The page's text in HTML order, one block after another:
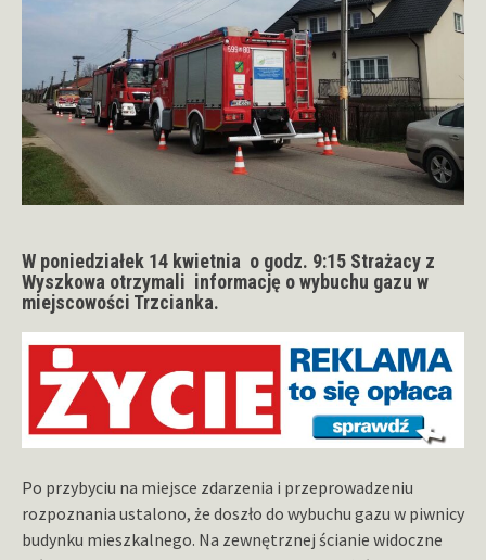
W poniedziałek 14 kwietnia o godz. 9:15 Strażacy z
Wyszkowa otrzymali informację o wybuchu gazu w
miejscowości Trzcianka.
Po przybyciu na miejsce zdarzenia i przeprowadzeniu
rozpoznania ustalono, że doszło do wybuchu gazu w piwnicy
budynku mieszkalnego. Na zewnętrznej ścianie widoczne